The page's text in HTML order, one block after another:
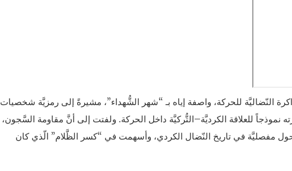
النّضاليَّة للحركة، واصفة إياه بـ “شهر الشُّهداء”، مشيرةً إلى رمزيَّة شخصيات
نموذجاً للعلاقة الكرديَّة–التُّركيَّة داخل الحركة. ولفتت إلى أنَّ مقاومة السَّجون،
مفصليَّة في تاريخ النّضال الكردي، وأسهمت في “كسر الظَّلام” الّذي كان